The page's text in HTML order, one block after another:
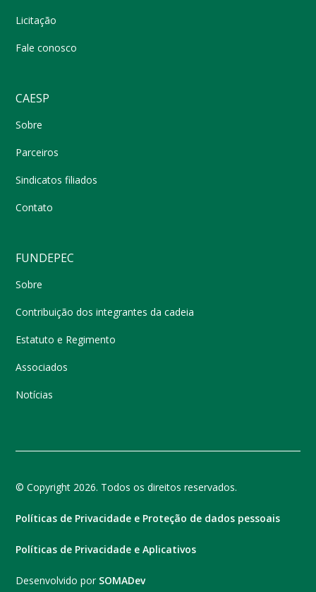
Licitação
Fale conosco
CAESP
Sobre
Parceiros
Sindicatos filiados
Contato
FUNDEPEC
Sobre
Contribuição dos integrantes da cadeia
Estatuto e Regimento
Associados
Notícias
© Copyright 2026. Todos os direitos reservados.
Políticas de Privacidade e Proteção de dados pessoais
Políticas de Privacidade e Aplicativos
Desenvolvido por SOMADev